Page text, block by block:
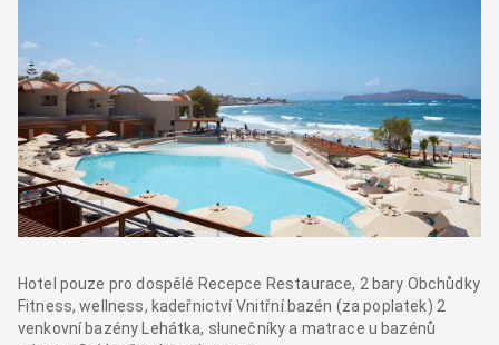
Hotel pouze pro dospělé Recepce Restaurace, 2 bary Obchůdky
Fitness, wellness, kadeřnictví Vnitřní bazén (za poplatek) 2
venkovní bazény Lehátka, slunečníky a matrace u bazénů